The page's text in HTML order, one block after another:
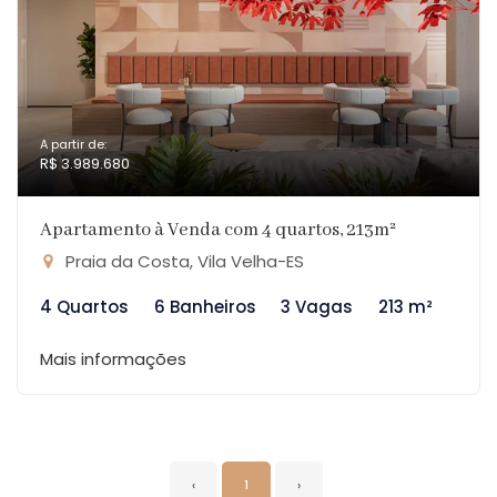
A partir de:
R$ 3.989.680
Apartamento à Venda com 4 quartos, 213m²
Praia da Costa, Vila Velha-ES
4 Quartos
6 Banheiros 3 Vagas 213 m²
Mais informações
‹ 1 ›